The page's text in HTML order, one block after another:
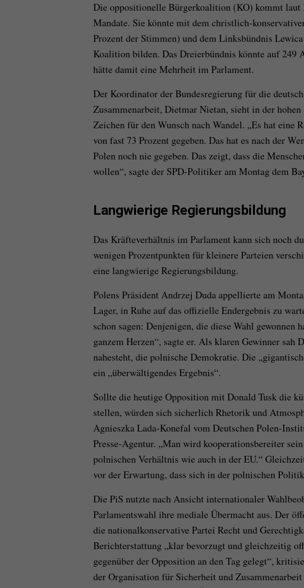
Die oppositionelle Bürgerkoalition (KO) kommt laut
Mandate. Sie könnte mit dem christlich-
Prozent der Stimmen) und dem Linksbündnis
Koalition bilden. Das Dreierbündnis könnte auf 249
hätte damit eine Mehrheit im Parlament.
Der Koordinator der Bundesregierung für die
Zusammenarbeit, Dietmar Nietan, sieht in der
Zeichen für den Wunsch nach Wandel. „Es hat eine
von fast 73 Prozent gegeben. Das hat es nach der
Polen noch nie gegeben. Das zeigt, dass die
wollen“, sagte der SPD-Politiker am Montag dem
Langwierige Regierungsbildung
Das Kräfteverhältnis im Parlament kann sich noch
wenigen Prozentpunkten für kleinere Parteien
eine langwierige Regierungsbildung.
Polens Präsident Andrzej Duda appellierte am
Lager, in Ruhe auf das offizielle Endergebnis zu
schon sagen: Denjenigen, die diese Wahl gewonnen
ganzem Herzen“, sagte er. Als klaren Gewinner sah
nahesteht, die polnische Demokratie. Die
ein „überwältigendes Ergebnis“.
Sollte die heutige Opposition mit Donald Tusk die
stellen, würden sich sicherlich Rhetorik und
Agnieszka Lada-Konefal vom Deutschen Polen-
Presse-Agentur. „Man wird kooperationsbereiter
polnischen Verhältnis wie auch in der EU.“
vor der Erwartung, dass sich in der polnischen
Die PiS nutzte nach Ansicht internationaler
Parlamentswahl ihre mediale Übermacht aus. Der
die nationalkonservative Partei Recht und
Berichterstattung „klar bevorzugt und gleichzeitig
gegenüber der Opposition an den Tag gelegt“,
der Organisation für Sicherheit und